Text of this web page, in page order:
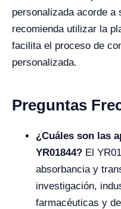
personalizada acorde a
recomienda utilizar la
facilita el proceso de
personalizada.
Preguntas
¿Cuáles son las
YR01844? El
absorbancia y
investigación,
farmacéuticas y